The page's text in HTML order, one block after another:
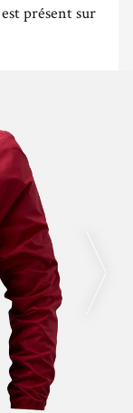
présent sur